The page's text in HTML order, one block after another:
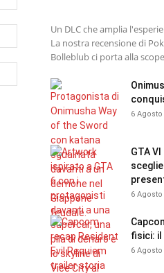
Un DLC che amplia
La nostra recensione di
Bolleblub ci porta alla
6 Agosto
GTA
6 Agosto
fisici: il
6 Agosto